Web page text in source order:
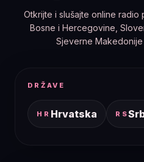
Otkrijte i slušajte online radio
Bosne i Hercegovine,
Sjeverne Makedonije
DRŽAVE
HR Hrvatska RS